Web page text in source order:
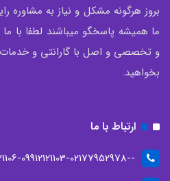
بروز هرگونه مشکل و نیاز به مشاوره
ما همیشه پاسخگو میباشند لطفا با
و تخصصی و اصل با گارانتی و خدمات
بخواهید.
ارتباط با ما
--09356689150-09912331106-09912121103-02177952978